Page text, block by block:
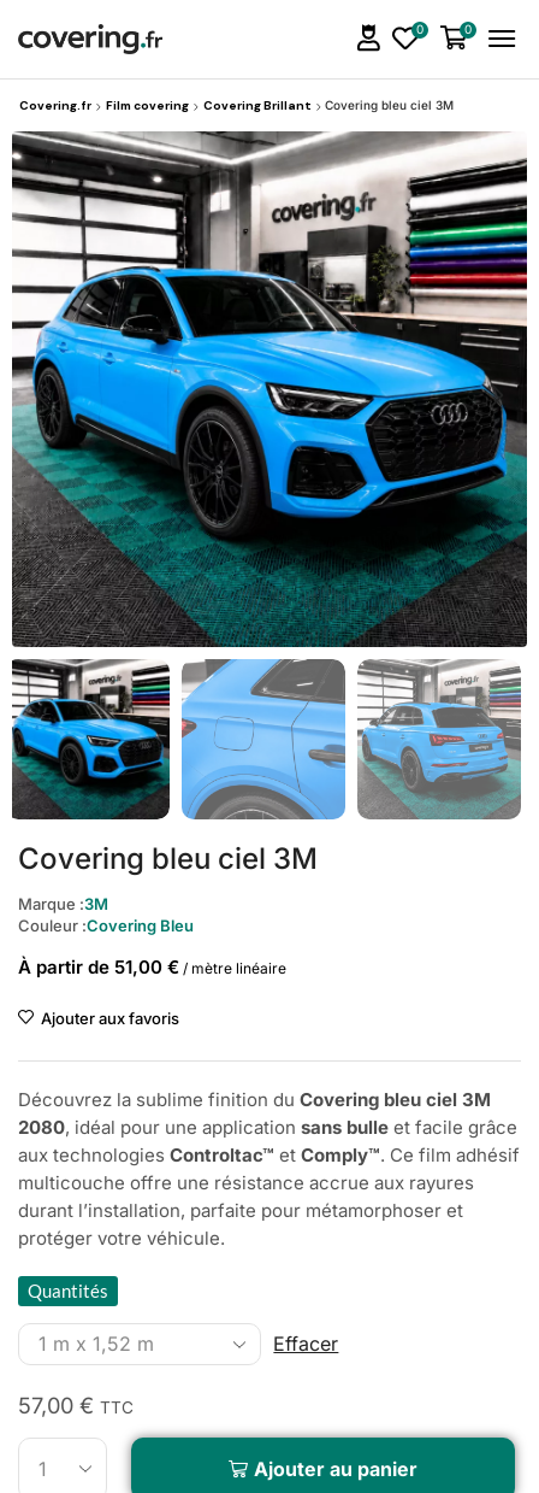
0 0
Covering.fr Film covering Covering Brillant Covering bleu ciel 3M
Covering bleu ciel 3M
Marque :3M
Couleur :Covering Bleu
À partir de 51,00 € / mètre linéaire
Ajouter aux favoris
Découvrez la sublime finition du Covering bleu ciel 3M
2080, idéal pour une application sans bulle et facile grâce
aux technologies Controltac™ et Comply™. Ce film adhésif
multicouche offre une résistance accrue aux rayures
durant l’installation, parfaite pour métamorphoser et
protéger votre véhicule.
Quantités
Effacer
57,00 € TTC
Ajouter au panier
Alternative: